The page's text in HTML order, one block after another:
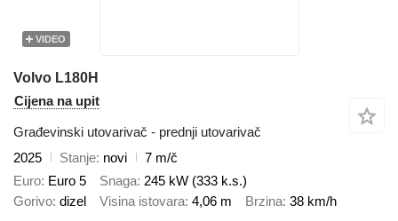
VIDEO
Volvo L180H
Cijena na upit
Građevinski utovarivač - prednji utovarivač
2025
Stanje novi
7 m/č
Euro Euro 5 Snaga 245 kW (333 k.s.)
Gorivo dizel Visina istovara 4,06 m Brzina 38 km/h